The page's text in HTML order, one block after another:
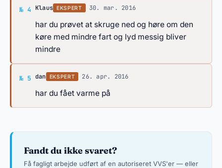
№ 4 Svar af Klaus
Klaus EKSPERT 30. mar. 2016
har du prøvet at skruge ned og høre om den
køre med mindre fart og lyd messig bliver
mindre
№ 5 Svar af dan
dan EKSPERT 26. apr. 2016
har du fået varme på
Fandt du ikke svaret?
Få fagligt arbejde udført af en autoriseret VVS'er — eller